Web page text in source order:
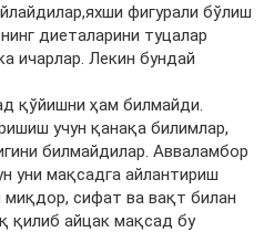
фигурали бўлиш
диеталарини туцалар
ичарлар. Лекин бундай
қўйишни ҳам билмайди.
учун қанақа билимлар,
билмайдилар. Авваламбор
уни мақсадга айлантириш
миқдор, сифат ва вақт билан
қилиб айцак мақсад бу